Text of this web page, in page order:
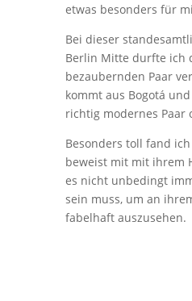
etwas besonders für
Bei dieser
Berlin Mitte durfte ich
bezaubernden Paar
kommt aus Bogotá
richtig modernes Paar
Besonders toll fand
beweist mit mit ihrem
es nicht unbedingt
sein muss, um an
fabelhaft auszusehen.